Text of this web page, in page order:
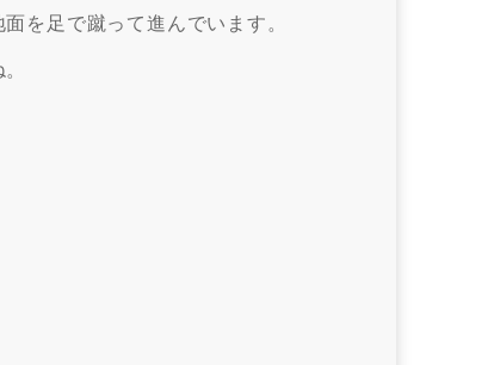
を足で蹴って進んでいます。